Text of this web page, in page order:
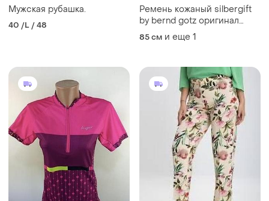
Мужская рубашка.
40 /L / 48
Ремень кожаный silbergift
by bernd gotz оригинал
made in germany max w34
85 см и еще 1